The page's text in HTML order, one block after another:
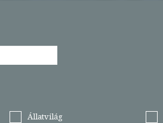
Állatvilág